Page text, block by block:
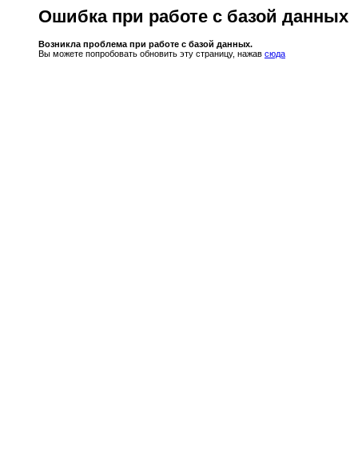
Ошибка при работе с базой данных
Возникла проблема при работе с базой данных.
Вы можете попробовать обновить эту страницу, нажав сюда